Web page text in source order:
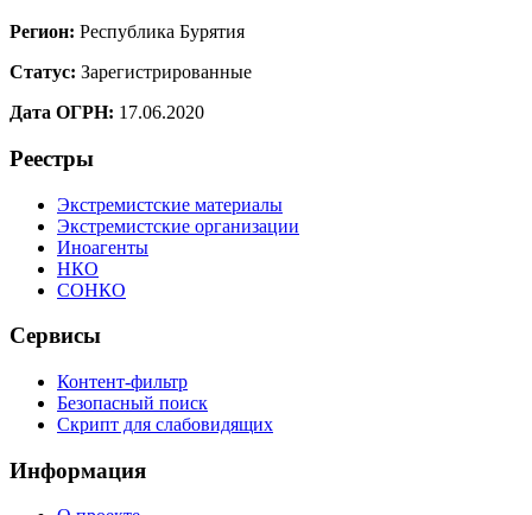
Регион: Республика Бурятия
Статус: Зарегистрированные
Дата ОГРН: 17.06.2020
Реестры
Экстремистские материалы
Экстремистские организации
Иноагенты
НКО
СОНКО
Сервисы
Контент-фильтр
Безопасный поиск
Скрипт для слабовидящих
Информация